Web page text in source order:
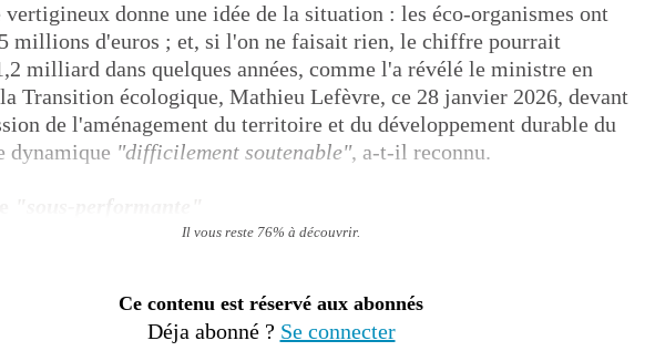
donne une idée de la situation : les éco-organismes ont
millions d'euros ; et, si l'on ne faisait rien, le chiffre pourrait
milliard dans quelques années, comme l'a révélé le ministre en
Transition écologique, Mathieu Lefèvre, ce 28 janvier 2026, devant
de l'aménagement du territoire et du développement durable du
dynamique "difficilement soutenable", a-t-il reconnu.
Il vous reste 76% à découvrir.
Ce contenu est réservé aux abonnés
Déja abonné ? Se connecter